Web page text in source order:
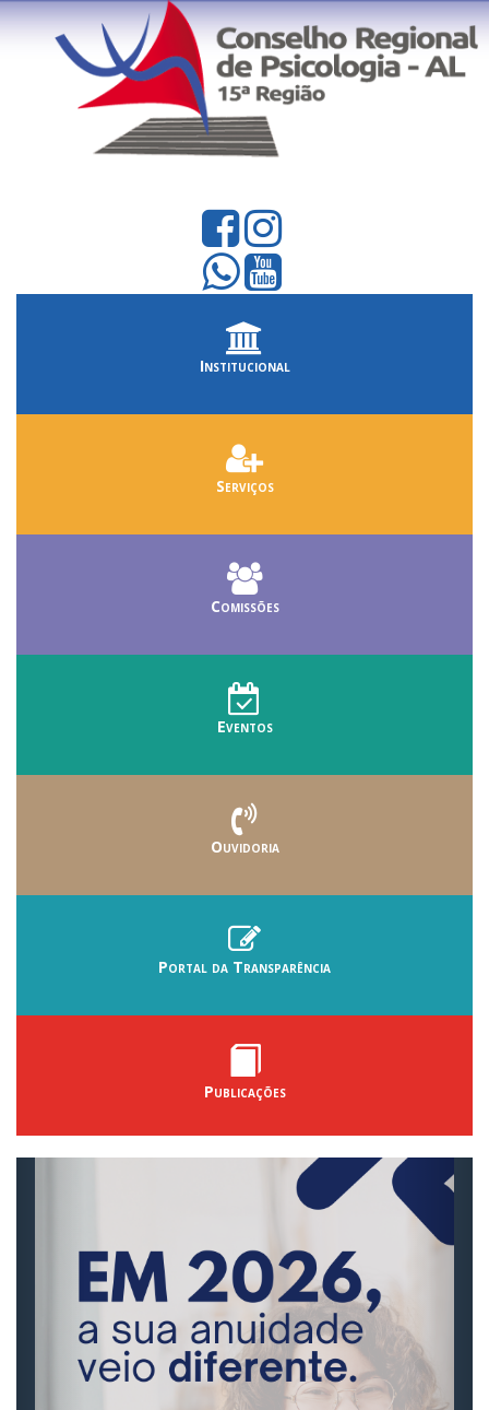
Institucional
Serviços
Comissões
Eventos
Ouvidoria
Portal da Transparência
Publicações